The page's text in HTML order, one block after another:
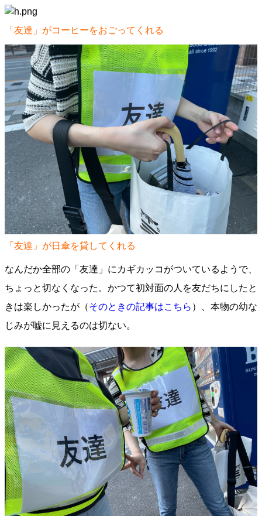
「友達」がコーヒーをおごってくれる
「友達」が日傘を貸してくれる
なんだか全部の「友達」にカギカッコがついているようで、
ちょっと切なくなった。かつて初対面の人を友だちにしたと
きは楽しかったが（そのときの記事はこちら ）、本物の幼な
じみが嘘に見えるのは切ない。